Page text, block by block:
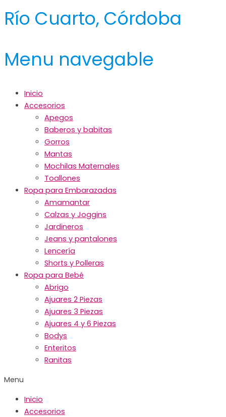
Río Cuarto, Córdoba
Menu navegable
Inicio
Accesorios
Apegos
Baberos y babitas
Gorros
Mantas
Mochilas Maternales
Toallones
Ropa para Embarazadas
Amamantar
Calzas y Joggins
Jardineros
Jeans y pantalones
Lencería
Shorts y Polleras
Ropa para Bebé
Abrigo
Ajuares 2 Piezas
Ajuares 3 Piezas
Ajuares 4 y 6 Piezas
Bodys
Enteritos
Ranitas
Menu
Inicio
Accesorios